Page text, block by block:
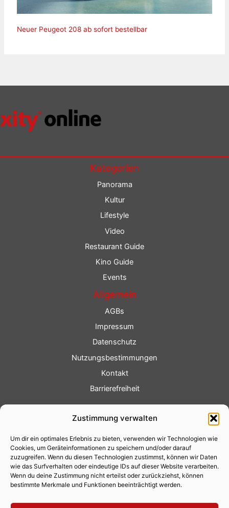
Zustimmung verwalten
Um dir ein optimales Erlebnis zu bieten, verwenden wir Technologien wie
Cookies, um Geräteinformationen zu speichern und/oder darauf
zuzugreifen. Wenn du diesen Technologien zustimmst, können wir Daten
wie das Surfverhalten oder eindeutige IDs auf dieser Website verarbeiten.
Wenn du deine Zustimmung nicht erteilst oder zurückziehst, können
bestimmte Merkmale und Funktionen beeinträchtigt werden.
Neuer Peugeot 208 ab sofort bestellbar
Kategorien
Panorama
Kultur
Lifestyle
Video
Restaurant Guide
Kino Guide
Events
Allgemein
AGBs
Impressum
Datenschutz
Nutzungsbestimmungen
Kontakt
Barrierefreiheit
Fotoservice
Videoservice
Werbung
Contenterstellung
Lokalnachrichten
Lokalfernsehen